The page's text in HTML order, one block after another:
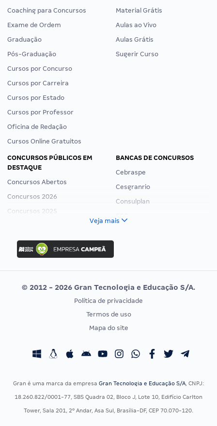
Coaching para Concursos
Exame de Ordem
Graduação
Pós-Graduação
Cursos por Concurso
Cursos por Carreira
Cursos por Estado
Cursos por Professor
Oficina de Redação
Cursos Online Gratuitos
Material Grátis
Aulas ao Vivo
Aulas Grátis
Sugerir Curso
CONCURSOS PÚBLICOS EM
DESTAQUE
Concursos Abertos
Concursos 2026
Concursos 2025
Concurso Nacional Unificado
Concurso Ibama
Concurso MPU
Editais publicados
BANCAS DE CONCURSOS
Cebraspe
Cesgranrio
Consulplan
Vunesp
CONCURSOS POR PROFISSÃO
Concursos Fiscais
EXAME DE ORDEM
Calendário OAB
Veja mais
© 2012 - 2026 Gran Tecnologia e Educação S/A.
Política de privacidade
Termos de uso
Mapa do site
Gran é uma marca da empresa Gran Tecnologia e Educação S/A, CNPJ:
18.260.822/0001-77, SBS Quadra 02, Bloco J, Lote 10, Edifício Carlton
Tower, Sala 201, 2º Andar, Asa Sul, Brasília-DF, CEP 70.070-120.